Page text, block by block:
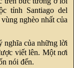
tỉnh Santiago del
nghèo nhất của
nghĩa của những lời
viết lên. Một nơi
nói đến.